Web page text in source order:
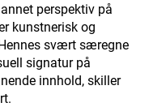
perspektiv på
kunstnerisk og
svært særegne
signatur på
innhold, skiller